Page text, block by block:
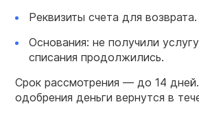
Реквизиты счета для возврата.
Основания: не получили
списания продолжились.
Срок рассмотрения — до 14
одобрения деньги вернутся в